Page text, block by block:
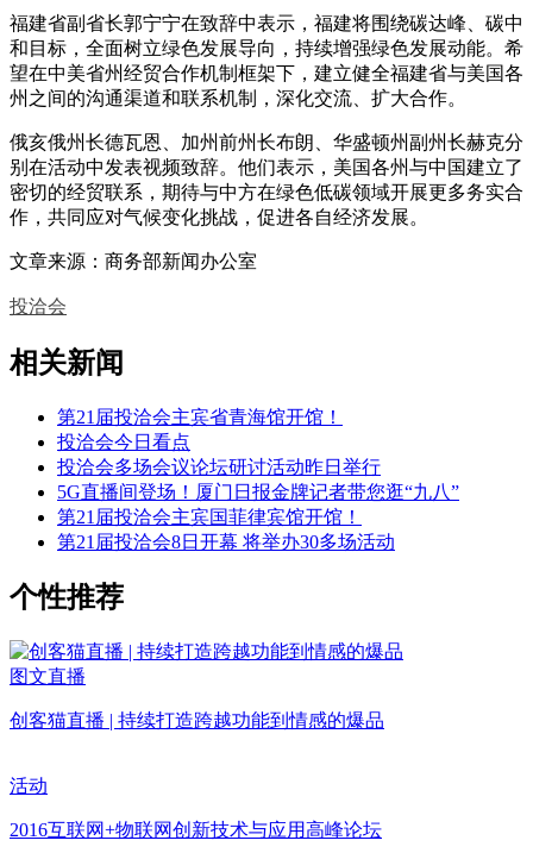
福建省副省长郭宁宁在致辞中表示，福建将围绕碳达峰、碳中
和目标，全面树立绿色发展导向，持续增强绿色发展动能。希
望在中美省州经贸合作机制框架下，建立健全福建省与美国各
州之间的沟通渠道和联系机制，深化交流、扩大合作。
俄亥俄州长德瓦恩、加州前州长布朗、华盛顿州副州长赫克分
别在活动中发表视频致辞。他们表示，美国各州与中国建立了
密切的经贸联系，期待与中方在绿色低碳领域开展更多务实合
作，共同应对气候变化挑战，促进各自经济发展。
文章来源：商务部新闻办公室
投洽会
相关新闻
第21届投洽会主宾省青海馆开馆！
投洽会今日看点
投洽会多场会议论坛研讨活动昨日举行
5G直播间登场！厦门日报金牌记者带您逛“九八”
第21届投洽会主宾国菲律宾馆开馆！
第21届投洽会8日开幕 将举办30多场活动
个性推荐
图文直播
创客猫直播 | 持续打造跨越功能到情感的爆品
活动
2016互联网+物联网创新技术与应用高峰论坛